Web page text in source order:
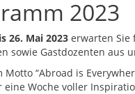
2023
26. Mai 2023erwarten Sie
sowie Gastdozenten aus
Motto “Abroad is
Woche voller